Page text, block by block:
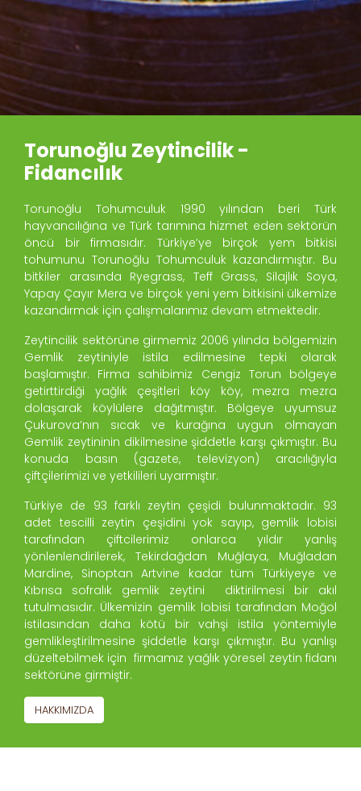
Torunoğlu Zeytincilik -
Fidancılık
Torunoğlu Tohumculuk 1990 yılından beri Türk
hayvancılığına ve Türk tarımına hizmet eden sektörün
öncü bir firmasıdır. Türkiye’ye birçok yem bitkisi
tohumunu Torunoğlu Tohumculuk kazandırmıştır. Bu
bitkiler arasında Ryegrass, Teff Grass, Silajlık Soya,
Yapay Çayır Mera ve birçok yeni yem bitkisini ülkemize
kazandırmak için çalışmalarımız devam etmektedir.
Zeytincilik sektörüne girmemiz 2006 yılında bölgemizin
Gemlik zeytiniyle istila edilmesine tepki olarak
başlamıştır. Firma sahibimiz Cengiz Torun bölgeye
getirttirdiği yağlık çeşitleri köy köy, mezra mezra
dolaşarak köylülere dağıtmıştır. Bölgeye uyumsuz
Çukurova’nın sıcak ve kurağına uygun olmayan
Gemlik zeytininin dikilmesine şiddetle karşı çıkmıştır. Bu
konuda basın (gazete, televizyon) aracılığıyla
çiftçilerimizi ve yetkilileri uyarmıştır.
Türkiye de 93 farklı zeytin çeşidi bulunmaktadır. 93
adet tescilli zeytin çeşidini yok sayıp, gemlik lobisi
tarafından çiftcilerimiz onlarca yıldır yanlış
yönlenlendirilerek, Tekirdağdan Muğlaya, Muğladan
Mardine, Sinoptan Artvine kadar tüm Türkiyeye ve
Kıbrısa sofralık gemlik zeytini diktirilmesi bir akıl
tutulmasıdır. Ülkemizin gemlik lobisi tarafından Moğol
istilasından daha kötü bir vahşi istila yöntemiyle
gemlikleştirilmesine şiddetle karşı çıkmıştır. Bu yanlışı
düzeltebilmek için firmamız yağlık yöresel zeytin fidanı
sektörüne girmiştir.
HAKKIMIZDA